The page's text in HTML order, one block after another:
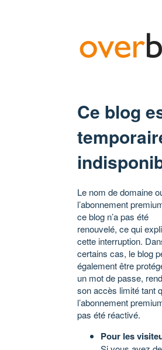
Ce blog
Le nom de domaine
l’abonnement
ce blog n’a pas été
renouvelé, ce qui
cette interruption.
certains cas, le blog
également être
un mot de passe,
son accès limité tant
l’abonnement
pas été réactivé.
Pour les